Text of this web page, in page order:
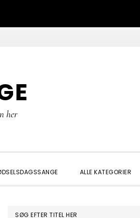
her
ALLE KATEGORIER
SØG EFTER TITEL HER